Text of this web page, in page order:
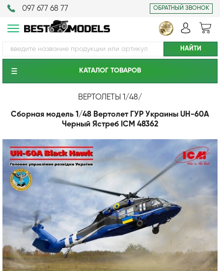
097 677 68 77 ОБРАТНЫЙ ЗВОНОК
КАТАЛОГ ТОВАРОВ
ВЕРТОЛЕТЫ 1/48/
Сборная модель 1/48 Вертолет ГУР Украины UH-60A
Черный Ястреб ICM 48362